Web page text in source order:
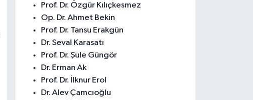
Prof. Dr. Özgür Kılıçkesmez
Op. Dr. Ahmet Bekin
Prof. Dr. Tansu Erakgün
Dr. Seval Karasatı
Prof. Dr. Şule Güngör
Dr. Erman Ak
Prof. Dr. İlknur Erol
Dr. Alev Çamcıoğlu